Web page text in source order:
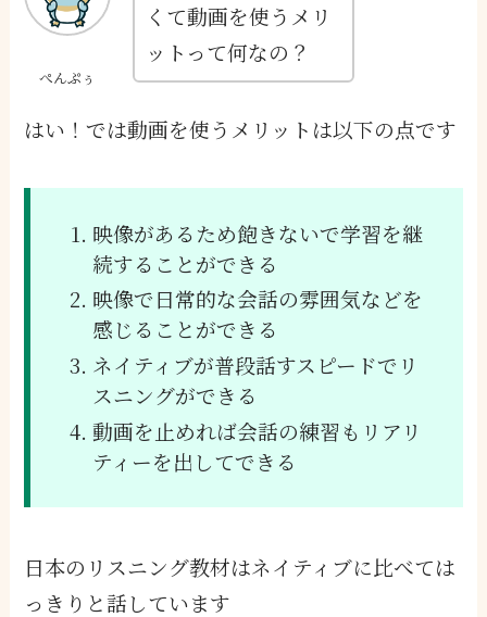
ぺんぷぅ
くて動画を使うメリ
ットって何なの？
はい！では動画を使うメリットは以下の点です
映像があるため飽きないで学習を継
続することができる
映像で日常的な会話の雰囲気などを
感じることができる
ネイティブが普段話すスピードでリ
スニングができる
動画を止めれば会話の練習もリアリ
ティーを出してできる
日本のリスニング教材はネイティブに比べては
っきりと話しています